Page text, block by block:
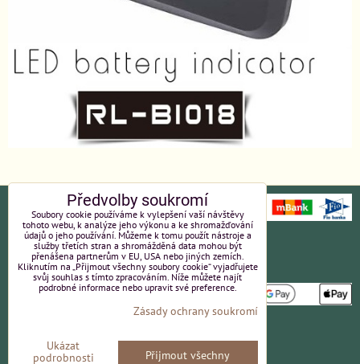
Ochrana osobních údajů
Platební údaje
Obchodní podmínky
Reklamace
Kontakt
Předvolby soukromí
Soubory cookie používáme k vylepšení vaší návštěvy
tohoto webu, k analýze jeho výkonu a ke shromažďování
údajů o jeho používání. Můžeme k tomu použít nástroje a
služby třetích stran a shromážděná data mohou být
přenášena partnerům v EU, USA nebo jiných zemích.
Kliknutím na „Přijmout všechny soubory cookie“ vyjadřujete
svůj souhlas s tímto zpracováním. Níže můžete najít
podrobné informace nebo upravit své preference.
Zásady ochrany soukromí
Ukázat
podrobnosti
Přijmout všechny